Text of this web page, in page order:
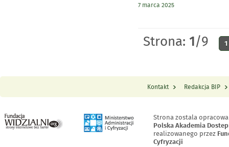
7 marca 2025
Strona: 1/9 1
Menu Stopka
Kontakt Redakcja BIP
Strona zostala
Polska Akademia
realizowanego przez
Cyfryzacji